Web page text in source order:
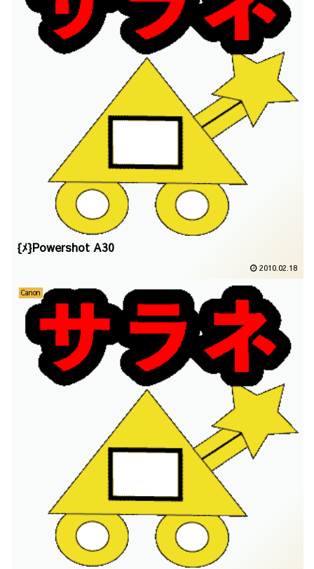
{ﾒ}Powershot A30
2010.02.18
Canon